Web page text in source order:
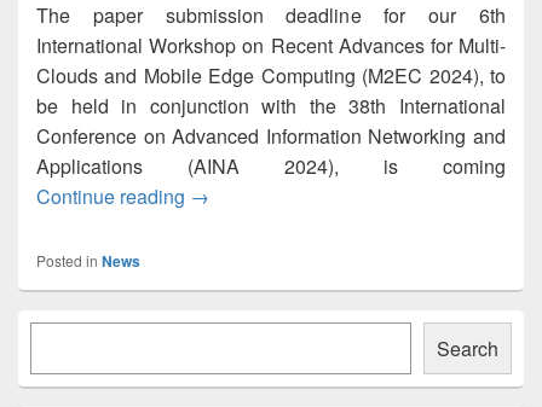
The paper submission deadline for our 6th
International Workshop on Recent Advances for Multi-
Clouds and Mobile Edge Computing (M2EC 2024), to
be held in conjunction with the 38th International
Conference on Advanced Information Networking and
Applications (AINA 2024), is coming
Continue reading M2EC-2024: The paper submission
→
Posted in News
Primary
Area
Search